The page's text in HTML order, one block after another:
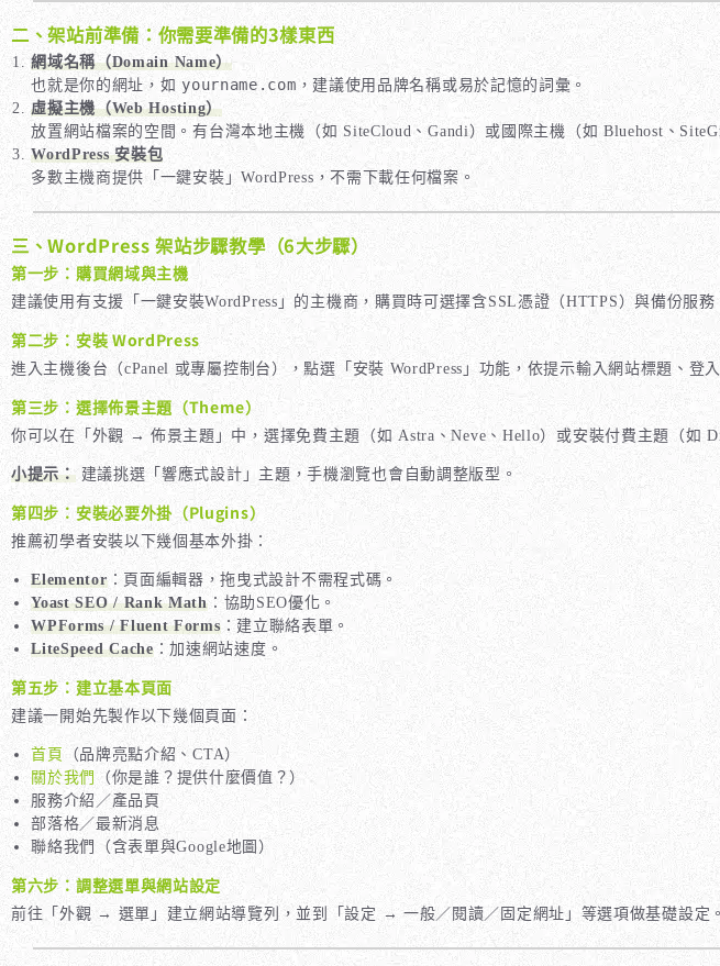
二、架站前準備：你需要準備的3樣東西
網域名稱（Domain Name）
也就是你的網址，如 yourname.com ，建議使用品牌名稱或易於記憶的詞彙。
虛擬主機（Web Hosting）
放置網站檔案的空間。有台灣本地主機（如 SiteCloud、Gandi）或國際主機（如 Bluehost、
WordPress 安裝包
多數主機商提供「一鍵安裝」WordPress，不需下載任何檔案。
三、WordPress 架站步驟教學（6大步驟）
第一步：購買網域與主機
建議使用有支援「一鍵安裝WordPress」的主機商，購買時可選擇含SSL憑證（HTTPS）與備份服務
第二步：安裝 WordPress
進入主機後台（cPanel 或專屬控制台），點選「安裝 WordPress」功能，依提示輸入網站標題、登
第三步：選擇佈景主題（Theme）
你可以在「外觀 → 佈景主題」中，選擇免費主題（如 Astra、Neve、Hello）或安裝付費主題（如
小提示：建議挑選「響應式設計」主題，手機瀏覽也會自動調整版型。
第四步：安裝必要外掛（Plugins）
推薦初學者安裝以下幾個基本外掛：
Elementor：頁面編輯器，拖曳式設計不需程式碼。
Yoast SEO / Rank Math：協助SEO優化。
WPForms / Fluent Forms：建立聯絡表單。
LiteSpeed Cache：加速網站速度。
第五步：建立基本頁面
建議一開始先製作以下幾個頁面：
首頁
（品牌亮點介紹、CTA）
關於我們
（你是誰？提供什麼價值？）
服務介紹／產品頁
部落格／最新消息
聯絡我們（含表單與Google地圖）
第六步：調整選單與網站設定
前往「外觀 → 選單」建立網站導覽列，並到「設定 → 一般／閱讀／固定網址」等選項做基礎設定